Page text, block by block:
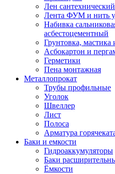
Лен
Лента ФУМ и нить
Набивка
асбестоцементный
Грунтовка, мастика
Асбокартон и
Герметики
Пена монтажная
Металлопрокат
Трубы профильные
Уголок
Швеллер
Лист
Полоса
Арматура
Баки и емкости
Гидроаккумуляторы
Баки
Ёмкости